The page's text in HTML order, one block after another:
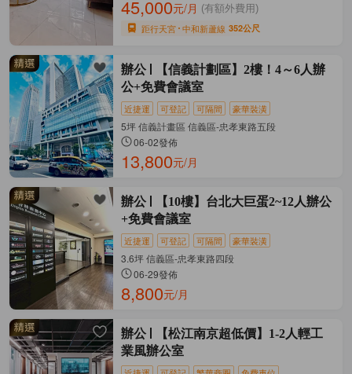
45,000元/月 (有額外費用)
距行天宮 中和新蘆線 352公尺
辦公
【信義計劃區】2樓！4～6人辦
公+免費會議室
近捷運 可登記 可隔間 豪華裝潢
5坪 信義計畫區 信義區-忠孝東路五段
06-02發佈
13,800元/月
辦公
【10樓】台北大巨蛋2~12人辦公
+免費會議室
近捷運 可登記 可隔間 豪華裝潢
3.6坪 信義區-忠孝東路四段
06-29發佈
8,800元/月
辦公
【松江南京超低價】1-2人輕工
業風辦公室